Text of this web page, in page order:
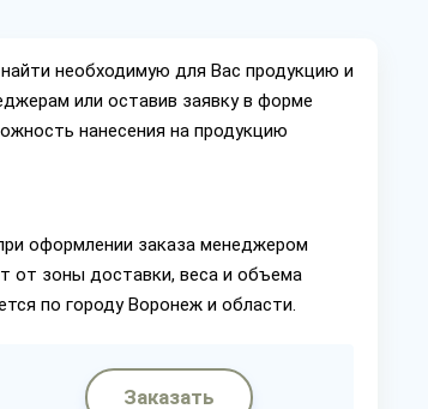
необходимую для Вас продукцию и
или оставив заявку в форме
нанесения на продукцию
оформлении заказа менеджером
от зоны доставки, веса и объема
по городу Воронеж и области.
Заказать